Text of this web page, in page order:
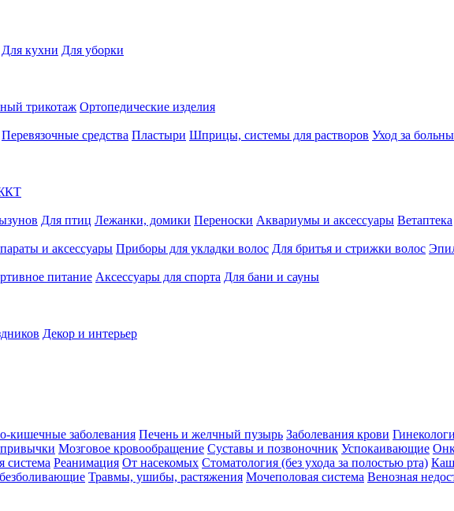
Для кухни Для уборки
трикотаж Ортопедические изделия
Перевязочные средства Пластыри Шприцы, системы для растворов Уход за
Для птиц Лежанки, домики Переноски Аквариумы и аксессуары Ветаптека
и аксессуары Приборы для укладки волос Для бритья и стрижки волос
питание Аксессуары для спорта Для бани и сауны
Декор и интерьер
кишечные заболевания Печень и желчный пузырь Заболевания крови
Мозговое кровообращение Суставы и позвоночник Успокаивающие
система Реанимация От насекомых Стоматология (без ухода за полостью рта)
Травмы, ушибы, растяжения Мочеполовая система Венозная